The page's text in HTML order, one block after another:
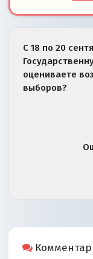
С 18 по 20
оцениваете
выборов?